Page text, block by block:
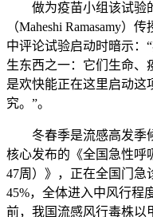
做为疫苗小组该试验的
（Maheshi Ramasamy）
中评论试验启动时暗示：
生东西之一：它们生命、
是欢快能正在这里启动
究。”。
冬春季是流感高发季候
核心发布的《全国急性呼
47周）》，正在全国门急
45%，全体进入中风行程
前，我国流感风行毒株以